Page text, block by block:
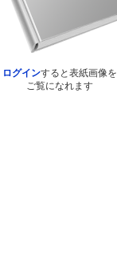
ログインすると表紙画像を
ご覧になれます